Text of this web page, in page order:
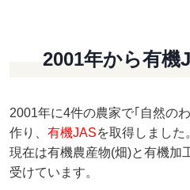
2001年から有機
2001年に4件の農家で｢自然の
作り、 有機JASを取得しました
現在は有機農産物(畑)と有機加
受けています。